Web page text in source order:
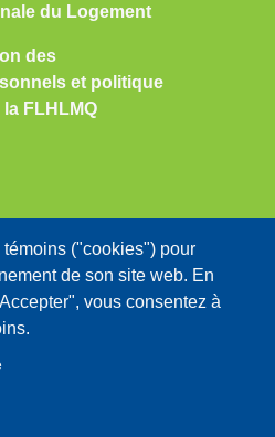
du Logement
des
et politique
FLHLMQ
Nous contacter:
info@flhlmq.com
("cookies") pour
de son site web. En
vous consentez à